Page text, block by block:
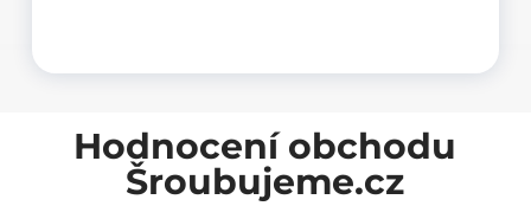
Hodnocení obchodu
Šroubujeme.cz